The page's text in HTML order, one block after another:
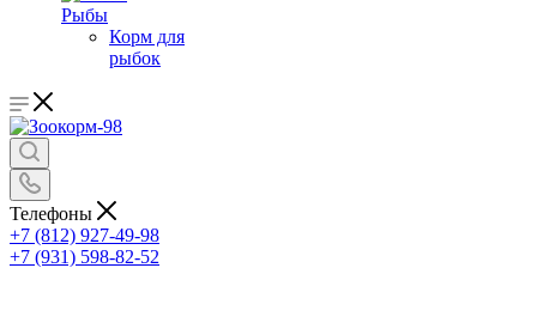
Рыбы
Корм для
рыбок
Телефоны
+7 (812) 927-49-98
+7 (931) 598-82-52